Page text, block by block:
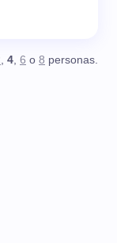
, 4, 6 o 8 personas.